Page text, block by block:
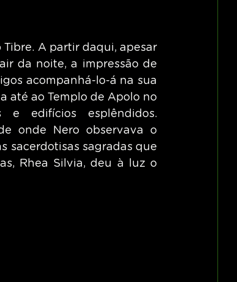
A partir daqui, apesar
da noite, a impressão de
acompanhá-lo-á na sua
até ao Templo de Apolo no
e edifícios esplêndidos.
onde Nero observava o
sacerdotisas sagradas que
Rhea Silvia, deu à luz o